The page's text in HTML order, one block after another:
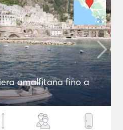
amalfitana fino a